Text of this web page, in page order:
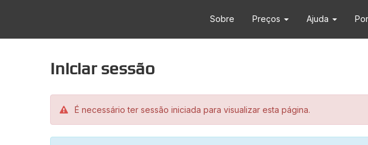
Sobre Preços Ajuda
Iniciar sessão
É necessário ter sessão iniciada para visualizar esta página.